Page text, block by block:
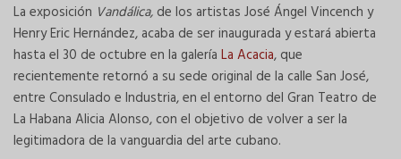
La exposición Vandálica, de los artistas José Ángel Vincench y
Henry Eric Hernández, acaba de ser inaugurada y estará abierta
hasta el 30 de octubre en la galería La Acacia, que
recientemente retornó a su sede original de la calle San José,
entre Consulado e Industria, en el entorno del Gran Teatro de
La Habana Alicia Alonso, con el objetivo de volver a ser la
legitimadora de la vanguardia del arte cubano.